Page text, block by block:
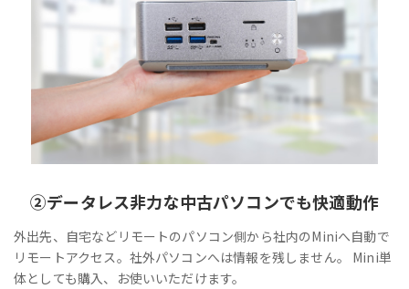
②データレス非力な中古パソコンでも快適動作
外出先、自宅などリモートのパソコン側から社内のMiniへ自動で
リモートアクセス。社外パソコンへは情報を残しません。 Mini単
体としても購入、お使いいただけます。